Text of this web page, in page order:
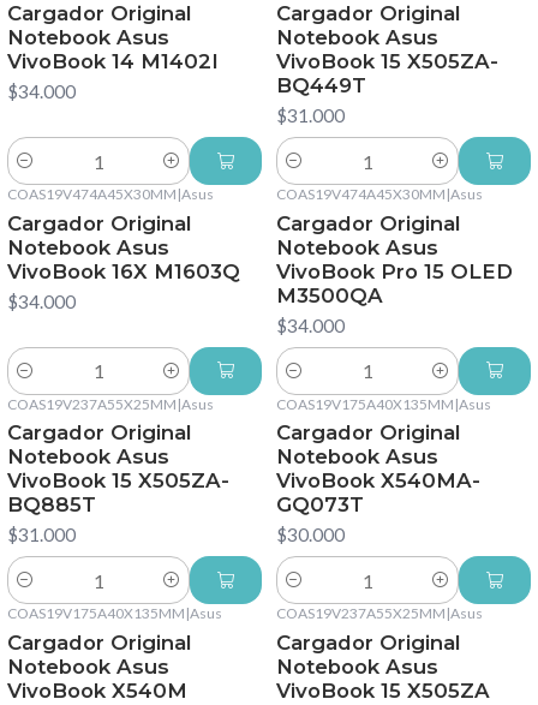
Cargador Original
Notebook Asus
VivoBook 14 M1402I
$34.000
Cantidad
Cargador Original
Notebook Asus
VivoBook 15 X505ZA-
BQ449T
$31.000
Cantidad
COAS19V474A45X30MM |Asus
Cargador Original
Notebook Asus
VivoBook 16X M1603Q
$34.000
Cantidad
COAS19V474A45X30MM |Asus
Cargador Original
Notebook Asus
VivoBook Pro 15 OLED
M3500QA
$34.000
Cantidad
COAS19V237A55X25MM |Asus
Cargador Original
Notebook Asus
VivoBook 15 X505ZA-
BQ885T
$31.000
Cantidad
COAS19V175A40X135MM |Asus
Cargador Original
Notebook Asus
VivoBook X540MA-
GQ073T
$30.000
Cantidad
COAS19V175A40X135MM |Asus
Cargador Original
Notebook Asus
VivoBook X540M
COAS19V237A55X25MM |Asus
Cargador Original
Notebook Asus
VivoBook 15 X505ZA